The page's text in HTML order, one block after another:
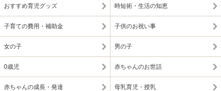
おすすめ育児グッズ 時短術・生活の知恵
子育ての費用・補助金 子供のお祝い事
女の子 男の子
0歳児 赤ちゃんのお世話
赤ちゃんの成長・発達 母乳育児・授乳